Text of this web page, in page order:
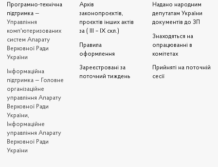
Програмно-технічна
підтримка —
Управління
комп'ютеризованих
систем Апарату
Верховної Ради
України
Iнформаційна
підтримка — Головне
організаційне
управління Апарату
Верховної Ради
України,
Інформаційне
управління Апарату
Верховної Ради
України
Архів
законопроєктів,
проєктів інших актів
за ( III – IX скл.)
Правила
оформлення
Зареєстровані за
поточний тиждень
Надано народним
депутатам України
документів до ЗП
Знаходяться на
опрацюванні в
комітетах
Прийняті на поточній
сесії